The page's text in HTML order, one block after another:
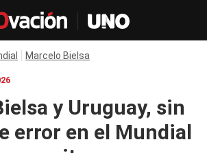
Marcelo Bielsa
y Uruguay, sin
error en el Mundial